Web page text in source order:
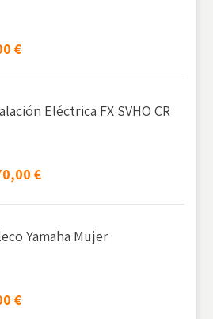
€
Eléctrica FX SVHO CR
€
Yamaha Mujer
€